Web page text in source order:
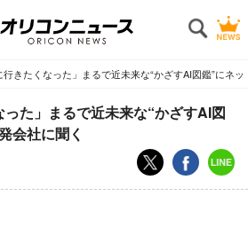
行きたくなった」まるで近未来な“かざすAI図鑑”にネ
った」まるで近未来な“かざすAI図
会社に聞く